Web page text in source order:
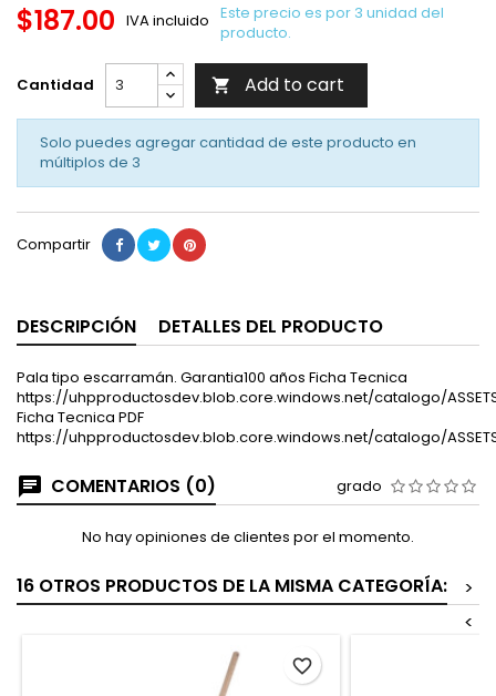
$187.00 IVA incluido Este precio es por 3 unidad del
producto.
Cantidad  Add to cart
Solo puedes agregar cantidad de este producto en
múltiplos de 3
Compartir
DESCRIPCIÓN DETALLES DEL PRODUCTO
Pala tipo escarramán. Garantia100 años Ficha Tecnica
https://uhpproductosdev.blob.core.windows.net/catalogo/
Ficha Tecnica PDF
https://uhpproductosdev.blob.core.windows.net/catalogo/
COMENTARIOS (0) grado
No hay opiniones de clientes por el momento.
16 OTROS PRODUCTOS DE LA MISMA CATEGORÍA:
>
<
favorite_border